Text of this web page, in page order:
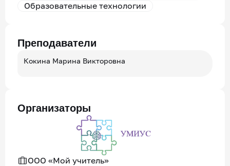
Образовательные технологии
Преподаватели
Кокина Марина Викторовна
Организаторы
ООО «Мой учитель»